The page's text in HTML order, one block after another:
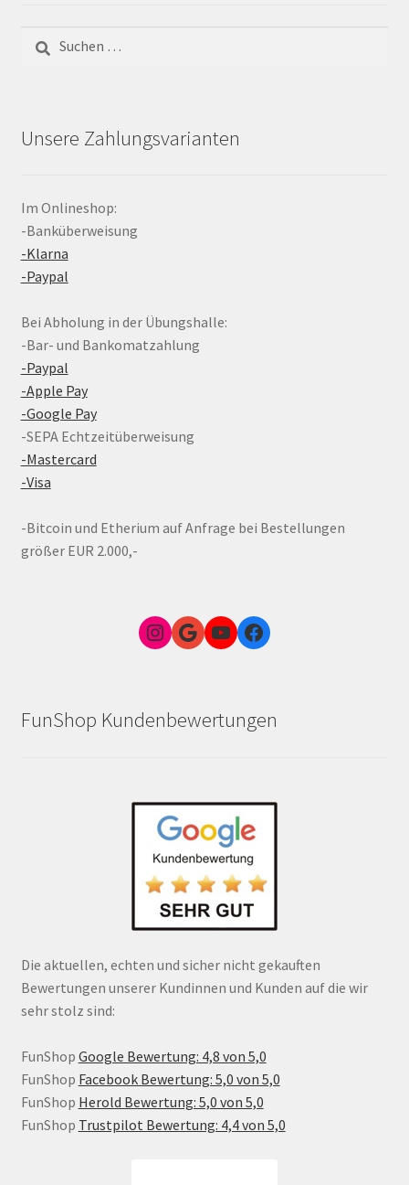
nach:
Unsere Zahlungsvarianten
Im Onlineshop:
-Banküberweisung
-Klarna
-Paypal
Bei Abholung in der Übungshalle:
-Bar- und Bankomatzahlung
-Paypal
-Apple Pay
-Google Pay
-SEPA Echtzeitüberweisung
-Mastercard
-Visa
-Bitcoin und Etherium auf Anfrage bei Bestellungen
größer EUR 2.000,-
Instagram
Google Link zum FunShop WienYouTubeFacebook
FunShop Kundenbewertungen
Die aktuellen, echten und sicher nicht gekauften
Bewertungen unserer Kundinnen und Kunden auf die wir
sehr stolz sind:
FunShop Google Bewertung: 4,8 von 5,0
FunShop Facebook Bewertung: 5,0 von 5,0
FunShop Herold Bewertung: 5,0 von 5,0
FunShop Trustpilot Bewertung: 4,4 von 5,0